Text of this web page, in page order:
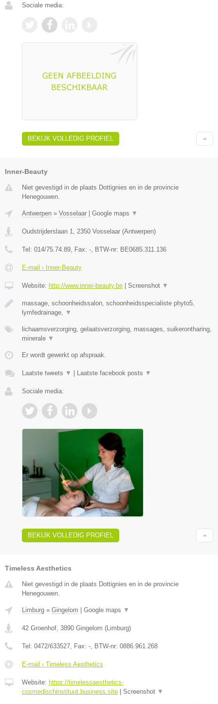
Sociale media:
BEKIJK VOLLEDIG PROFIEL
Inner-Beauty
Niet gevestigd in de plaats Dottignies en in de provincie
Henegouwen.
Antwerpen » Vosselaar Google maps ▼
Oudstrijderslaan 1 2350 Vosselaar (Antwerpen)
Tel: 014/75.74.89 , Fax: - , BTW-nr: BE0685.311.136
E-mail › Inner-Beauty
Website: http://www.inner-beauty.be Screenshot ▼
massage, schoonheidssalon, schoonheidsspecialiste phyto5,
lymfedrainage,
▼
lichaamsverzorging, gelaatsverzorging, massages, suikerontharing,
minerale ▼
Er wordt gewerkt op afspraak.
Laatste tweets ▼ Laatste facebook posts ▼
Sociale media:
BEKIJK VOLLEDIG PROFIEL
Timeless Aesthetics
Niet gevestigd in de plaats Dottignies en in de provincie
Henegouwen.
Limburg » Gingelom Google maps ▼
42 Groenhof, 3890 Gingelom (Limburg)
Tel: 0472/633527, Fax: -, BTW-nr: 0886.961.268
E-mail › Timeless Aesthetics
Website: https://timelessaesthetics-
cosmedischinstituut.business.site
Screenshot ▼